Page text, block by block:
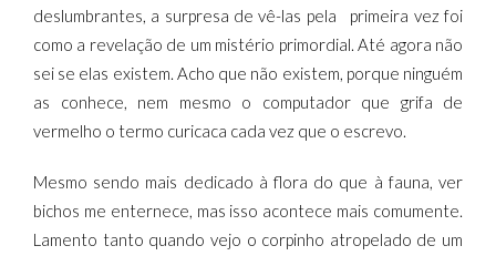
deslumbrantes, a surpresa de vê-las pela
primeira vez foi
como a revelação de um mistério primordial. Até agora não
sei se elas existem. Acho que não existem, porque ninguém
as conhece, nem mesmo o computador que grifa de
vermelho o termo curicaca cada vez que o escrevo.
Mesmo sendo mais dedicado à flora do que à fauna, ver
bichos me enternece, mas isso acontece mais comumente.
Lamento tanto quando vejo o corpinho atropelado de um